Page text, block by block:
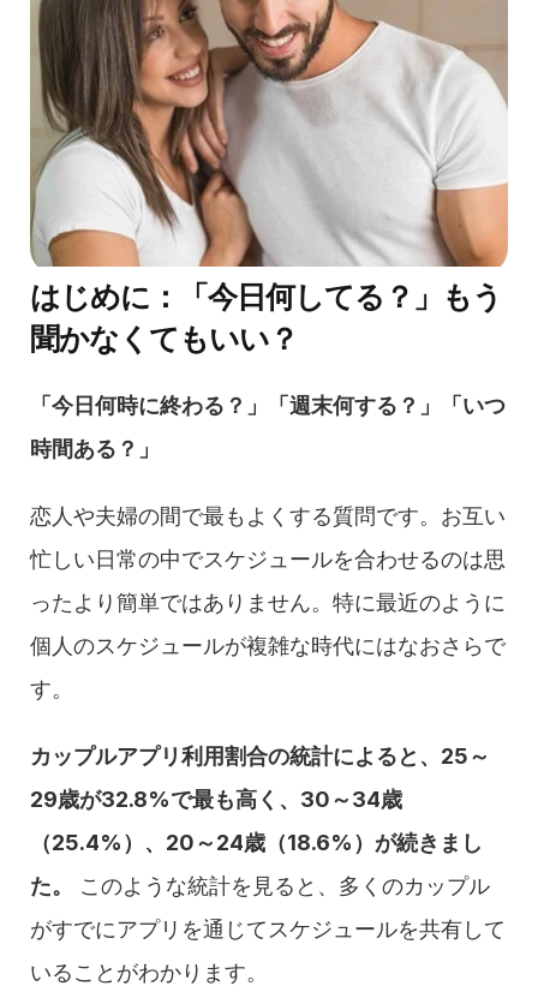
はじめに：「今日何してる？」もう
聞かなくてもいい？
「今日何時に終わる？」「週末何する？」「いつ
時間ある？」
恋人や夫婦の間で最もよくする質問です。お互い
忙しい日常の中でスケジュールを合わせるのは思
ったより簡単ではありません。特に最近のように
個人のスケジュールが複雑な時代にはなおさらで
す。
カップルアプリ利用割合の統計によると、25～
29歳が32.8%で最も高く、30～34歳
（25.4%）、20～24歳（18.6%）が続きまし
た。
このような統計を見ると、多くのカップル
がすでにアプリを通じてスケジュールを共有して
いることがわかります。